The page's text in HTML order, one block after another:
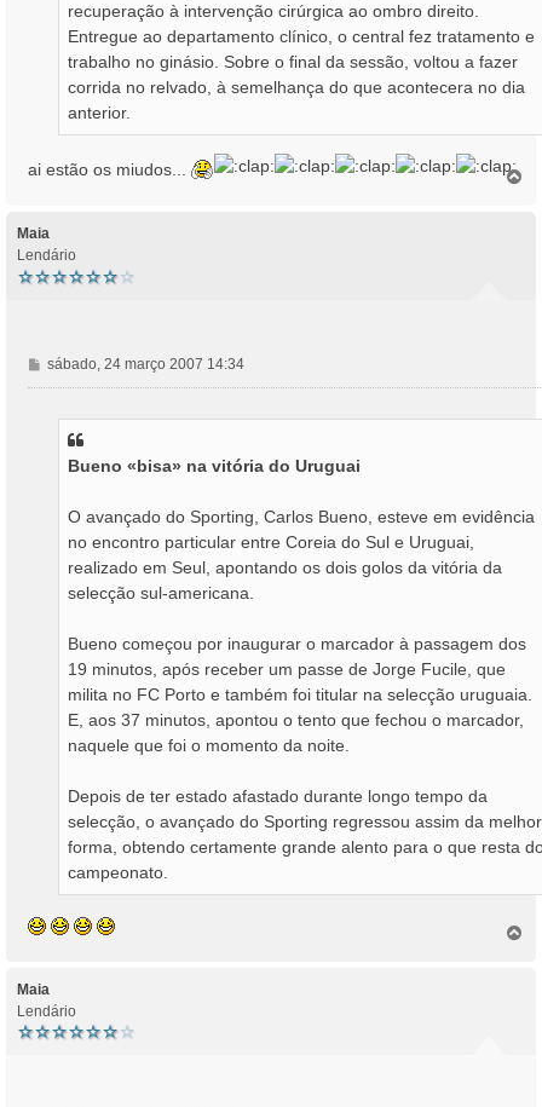
recuperação à intervenção cirúrgica ao ombro direito.
Entregue ao departamento clínico, o central fez tratamento e
trabalho no ginásio. Sobre o final da sessão, voltou a fazer
corrida no relvado, à semelhança do que acontecera no dia
anterior.
ai estão os miudos...
Maia
Lendário
M
e
sábado, 24 março 2007 14:34
Bueno «bisa» na vitória do Uruguai
O avançado do Sporting, Carlos Bueno, esteve em evidência
no encontro particular entre Coreia do Sul e Uruguai,
realizado em Seul, apontando os dois golos da vitória da
selecção sul-americana.
Bueno começou por inaugurar o marcador à passagem dos
19 minutos, após receber um passe de Jorge Fucile, que
milita no FC Porto e também foi titular na selecção uruguaia.
E, aos 37 minutos, apontou o tento que fechou o marcador,
naquele que foi o momento da noite.
Depois de ter estado afastado durante longo tempo da
selecção, o avançado do Sporting regressou assim da melhor
forma, obtendo certamente grande alento para o que resta
campeonato.
Maia
Lendário